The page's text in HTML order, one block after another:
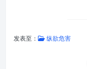
发表至： 纵欲危害